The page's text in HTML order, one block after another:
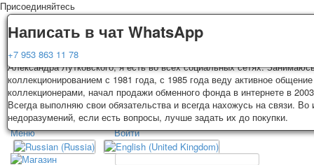
Доставка
Колоды, почтовые открытки тщательно упаковываются и
3-4 рабочих дней после оплаты. Исключение: репринт под заказ,
карт отправляются в течении 7-8 рабочих дней. Отправка
России с треком отслеживания. Цена пересылки зависит от веса и
на момент покупки. По желанию покупателя возможна отправка СДЕК
другими транспортными компаниями.
Гарантия
Вы покупаете колоды игральных карт, почтовые открытки из частной
Александра Лутковского, я есть во всех социальных сетях.
коллекционированием с 1981 года, с 1985 года веду активное
коллекционерами, начал продажи обменного фонда в интернете в
Всегда выполняю свои обязательства и всегда нахожусь на связи. Во
недоразумений, если есть вопросы, лучше задать их до покупки.
Написать в чат WhatsApp
+7 953 863 11 78
Присоединяйтесь
TPL_PROTOSTAR_TOGGLE_MENU
Главная Игральные карты
Меню
Главная
Игральные карты
Войти